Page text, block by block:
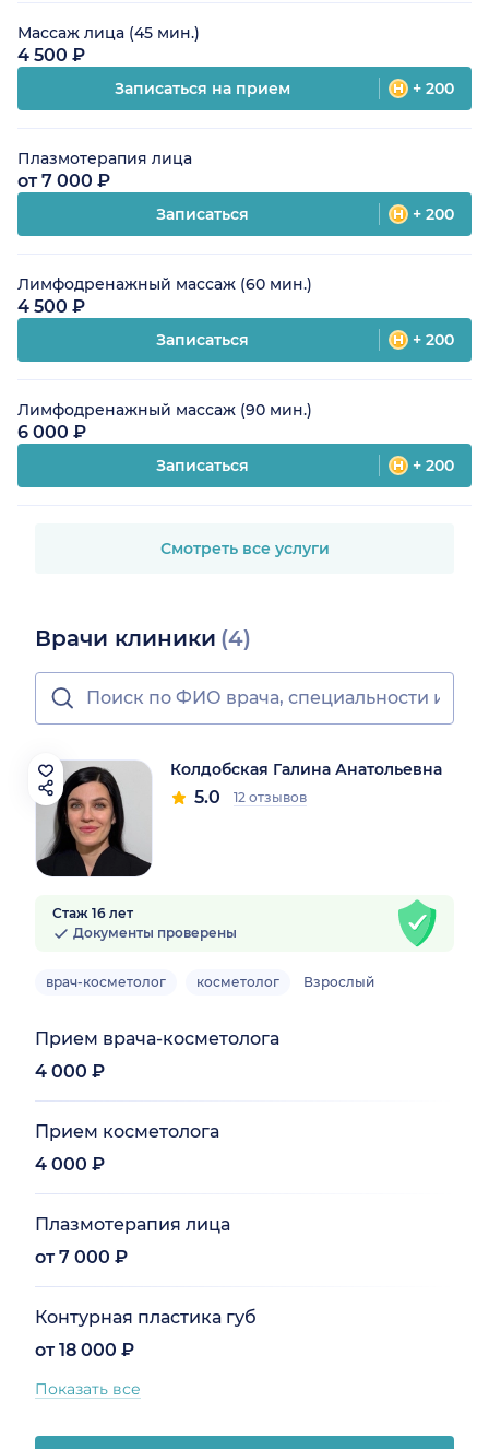
Массаж лица (45 мин.)
4 500 ₽
Записаться на прием + 200
Плазмотерапия лица
от 7 000 ₽
Записаться + 200
Лимфодренажный массаж (60 мин.)
4 500 ₽
Записаться + 200
Лимфодренажный массаж (90 мин.)
6 000 ₽
Записаться + 200
Смотреть все услуги
Врачи клиники (4)
Колдобская Галина Анатольевна
5.0 12 отзывов
Стаж 16 лет
Документы проверены
врач-косметолог косметолог Взрослый
Прием врача-косметолога
4 000 ₽
Прием косметолога
4 000 ₽
Плазмотерапия лица
от 7 000 ₽
Контурная пластика губ
от 18 000 ₽
Показать все